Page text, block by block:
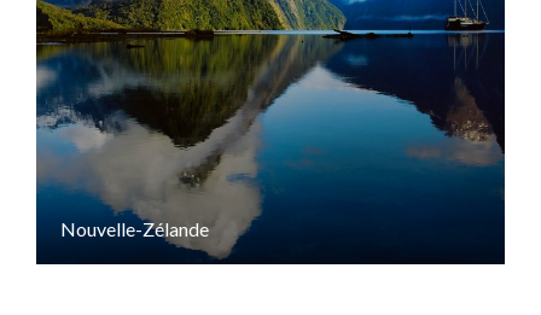
Nouvelle-Zélande